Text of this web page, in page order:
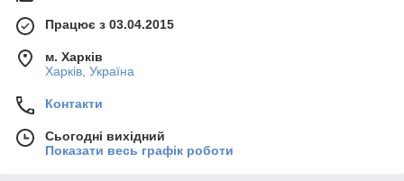
Працює з 03.04.2015
м. Харків
Харків, Україна
Контакти
Сьогодні вихідний
Показати весь графік роботи